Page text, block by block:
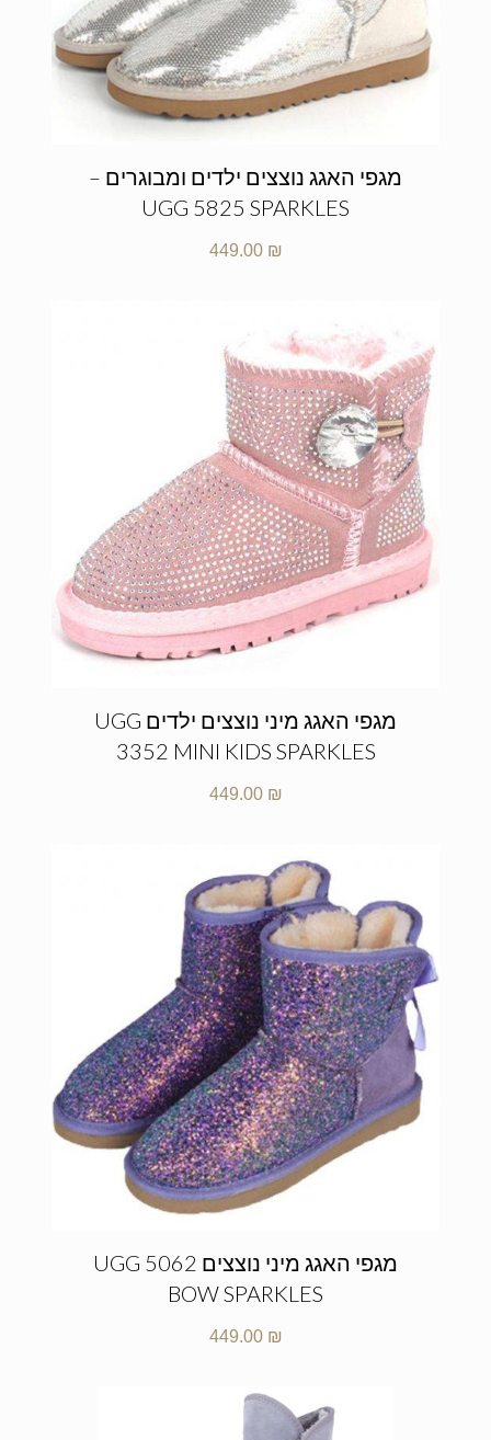
מגפי האגג נוצצים ילדים ומבוגרים –
UGG 5825 SPARKLES
449.00 ₪
מגפי האגג מיני נוצצים ילדים UGG
3352 MINI KIDS SPARKLES
449.00 ₪
מגפי האגג מיני נוצצים UGG 5062
BOW SPARKLES
449.00 ₪